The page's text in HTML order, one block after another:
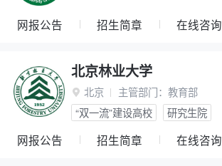
网报公告 招生简章 在线咨询
北京林业大学
 北京 主管部门： 教育部
“双一流”建设高校
研究生院
网报公告 招生简章 在线咨询